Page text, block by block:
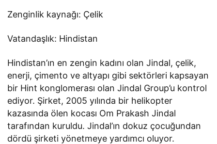
Zenginlik kaynağı: Çelik
Vatandaşlık: Hindistan
Hindistan’ın en zengin kadını olan Jindal, çelik,
enerji, çimento ve altyapı gibi sektörleri kapsayan
bir Hint konglomerası olan Jindal Group’u kontrol
ediyor. Şirket, 2005 yılında bir helikopter
kazasında ölen kocası Om Prakash Jindal
tarafından kuruldu. Jindal’ın dokuz çocuğundan
dördü şirketi yönetmeye yardımcı oluyor.